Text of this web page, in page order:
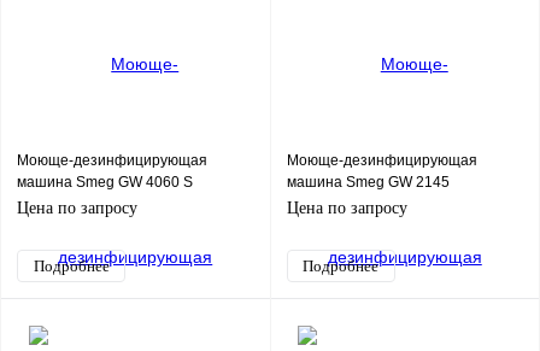
Моюще-дезинфицирующая
машина Smeg GW 4060 S
Цена по запросу
Подробнее
Моюще-дезинфицирующая
машина Smeg GW 2145
Цена по запросу
Подробнее